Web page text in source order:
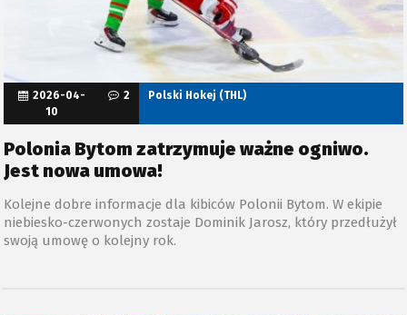
Polonia Bytom zatrzymuje ważne ogniwo.
Jest nowa umowa!
Kolejne dobre informacje dla kibiców Polonii Bytom. W ekipie
niebiesko-czerwonych zostaje Dominik Jarosz, który przedłużył
swoją umowę o kolejny rok.
2026-04-
10
2 Polski Hokej (THL)